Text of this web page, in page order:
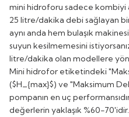
mini hidroforu sadece kombiyi
25 litre/dakika debi sağlayan
aynı anda hem bulaşık
suyun kesilmemesini
litre/dakika olan modellere
Mini hidrofor etiketindeki
($H_{max}$) ve "Maksimum
pompanın en uç
değerlerin yaklaşık %60-70'idir.